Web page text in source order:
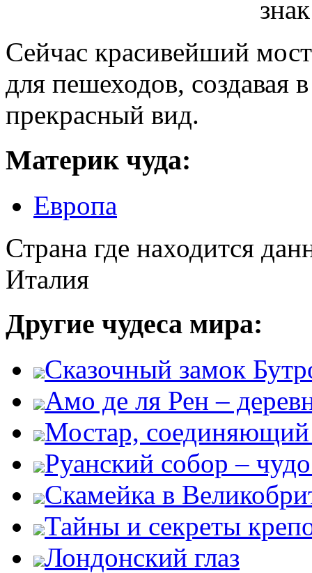
Сейчас красивейший
для пешеходов, создавая
прекрасный вид.
Материк чуда:
Европа
Страна где находится
Италия
Другие чудеса мира:
Сказочный замок
Амо де ля Рен –
Мостар, соединяющий
Руанский собор –
Скамейка в
Тайны и секреты
Лондонский глаз